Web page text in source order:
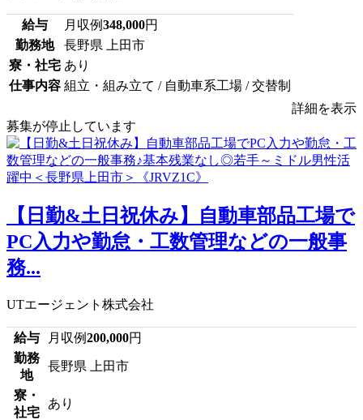
給与 月収例348,000円
勤務地
長野県 上田市
寮・社宅 あり
仕事内容 組立・組み立て / 自動車系工場 / 交替制
詳細を表示
募集が停止しています
【日勤&土日祝休み】自動車部品工場で
PC入力や勤怠・工数管理などの一般事
務...
UTエージェント株式会社
給与 月収例200,000円
勤務
地
長野県 上田市
寮・
社宅
あり